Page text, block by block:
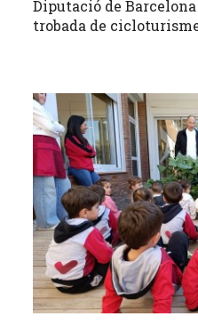
Diputació de
trobada de